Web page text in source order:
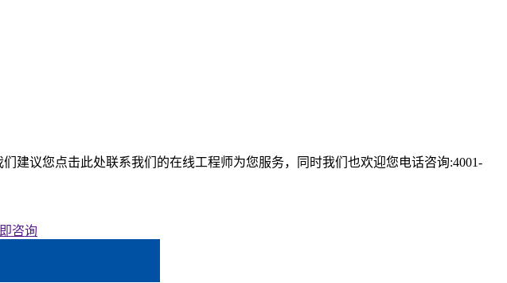
建议您点击此处联系我们的在线工程师为您服务，同时我们也欢迎您电话咨询:4001-